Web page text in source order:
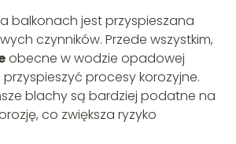
balkonach jest przyspieszana
czynników. Przede wszystkim,
obecne w wodzie opadowej
procesy korozyjne.
blachy są bardziej podatne na
co zwiększa ryzyko